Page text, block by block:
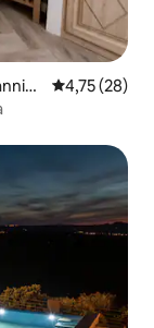
Průměrné
4,75 (28)